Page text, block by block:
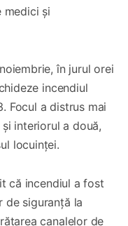
medici și
în jurul orei
incendiul
Focul a distrus mai
interiorul a două,
locuinței.
că incendiul a fost
de siguranță la
canalelor de